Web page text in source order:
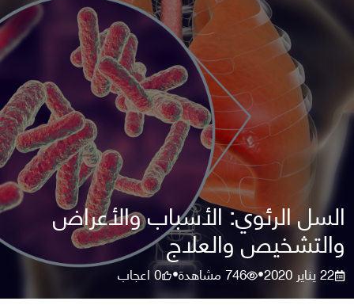
السل الرئوي: الأسباب والأعراض
والتشخيص والعلاج
22 يناير 2020 •
746مشاهدة•
0اعجاب